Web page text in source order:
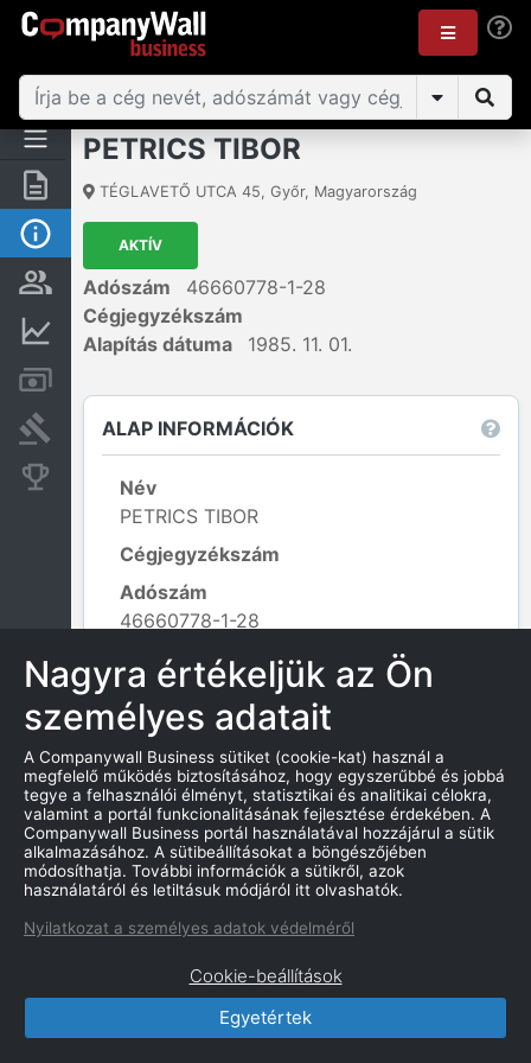
Összegzés
Alap információk
Személyek és tulajdonjog
Pénzügyi információk
Bírósági eljárások
Konkurens cégek
PETRICS TIBOR
TÉGLAVETŐ UTCA 45, Győr, Magyarország
AKTÍV
Adószám
46660778-1-28
Cégjegyzékszám
Alapítás dátuma
1985. 11. 01.
ALAP INFORMÁCIÓK
Név
PETRICS TIBOR
Cégjegyzékszám
Adószám
46660778-1-28
Alapítás dátuma
1985. 11. 01.
Tevékenység kódja
493301 - Taxis személyszállítás;
Leaflet |© OpenStreetMap contributors
KAPCSOLATOK
CompanyWall Business © 2026
Felhasználási feltétek | Adatvédelmi szabályzat
Nagyra értékeljük az Ön
személyes adatait
A Companywall Business sütiket (cookie-kat) használ a
megfelelő működés biztosításához, hogy egyszerűbbé és jobbá
tegye a felhasználói élményt, statisztikai és analitikai célokra,
valamint a portál funkcionalitásának fejlesztése érdekében. A
Companywall Business portál használatával hozzájárul a sütik
alkalmazásához. A sütibeállításokat a böngészőjében
módosíthatja. További információk a sütikről, azok
használatáról és letiltásuk módjáról itt olvashatók.
Nyilatkozat a személyes adatok védelméről
Cookie-beállítások
Egyetértek